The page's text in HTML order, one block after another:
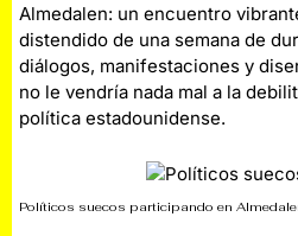
Almedalen: un encuentro
distendido de una semana de
diálogos, manifestaciones y
no le vendría nada mal a la
política estadounidense.
Políticos suecos participando en